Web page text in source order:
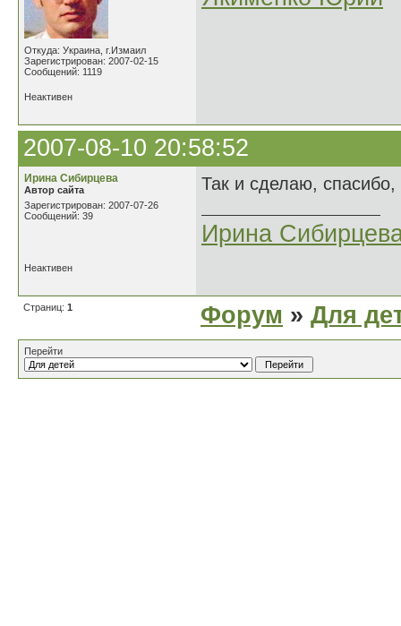
Откуда: Украина, г.Измаил
Зарегистрирован: 2007-02-15
Сообщений: 1119
Неактивен
2007-08-10 20:58:52
Ирина Сибирцева
Автор сайта
Зарегистрирован: 2007-07-26
Сообщений: 39
Так и сделаю,
Ирина
Неактивен
Страниц: 1 Форум » Для
Перейти